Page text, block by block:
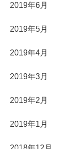
2019年6月
2019年5月
2019年4月
2019年3月
2019年2月
2019年1月